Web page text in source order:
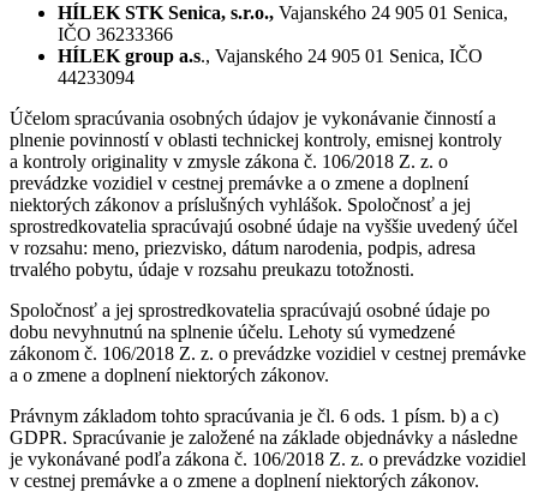
HÍLEK STK Senica, s.r.o., Vajanského 24 905 01 Senica,
IČO 36233366
HÍLEK group a.s., Vajanského 24 905 01 Senica, IČO
44233094
Účelom spracúvania osobných údajov je vykonávanie činností a
plnenie povinností v oblasti technickej kontroly, emisnej kontroly
a kontroly originality v zmysle zákona č. 106/2018 Z. z. o
prevádzke vozidiel v cestnej premávke a o zmene a doplnení
niektorých zákonov a príslušných vyhlášok. Spoločnosť a jej
sprostredkovatelia spracúvajú osobné údaje na vyššie uvedený účel
v rozsahu: meno, priezvisko, dátum narodenia, podpis, adresa
trvalého pobytu, údaje v rozsahu preukazu totožnosti.
Spoločnosť a jej sprostredkovatelia spracúvajú osobné údaje po
dobu nevyhnutnú na splnenie účelu. Lehoty sú vymedzené
zákonom č. 106/2018 Z. z. o prevádzke vozidiel v cestnej premávke
a o zmene a doplnení niektorých zákonov.
Právnym základom tohto spracúvania je čl. 6 ods. 1 písm. b) a c)
GDPR. Spracúvanie je založené na základe objednávky a následne
je vykonávané podľa zákona č. 106/2018 Z. z. o prevádzke vozidiel
v cestnej premávke a o zmene a doplnení niektorých zákonov.